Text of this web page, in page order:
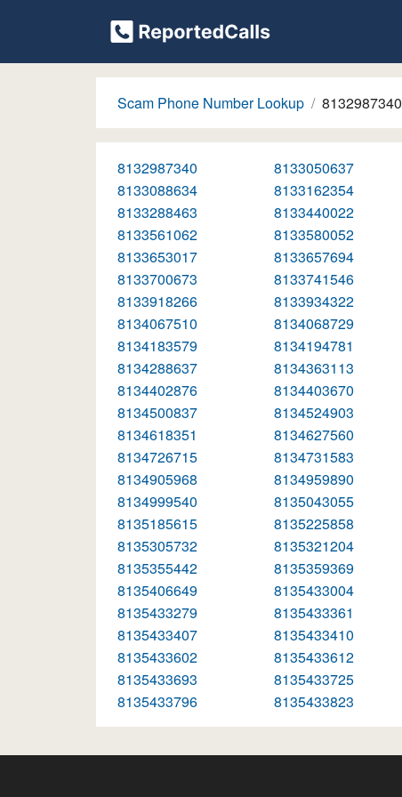
Scam Phone Number Lookup 8132987340
8132987340 8133050637
8133088634
8133162354
8133288463
8133440022
8133561062
8133580052
8133653017
8133657694
8133700673
8133741546
8133918266
8133934322
8134067510
8134068729
8134183579
8134194781
8134288637
8134363113
8134402876
8134403670
8134500837
8134524903
8134618351
8134627560
8134726715
8134731583
8134905968
8134959890
8134999540
8135043055
8135185615
8135225858
8135305732
8135321204
8135355442
8135359369
8135406649
8135433004
8135433279
8135433361
8135433407
8135433410
8135433602
8135433612
8135433693
8135433725
8135433796
8135433823